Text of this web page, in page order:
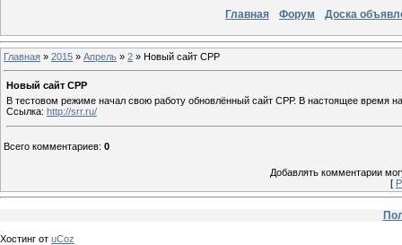
Главная Форум Доска
Главная » 2015 » Апрель » 2 » Новый сайт СРР
Новый сайт СРР
В тестовом режиме начал свою работу обновлённый сайт СРР. В настоящее время
Ссылка: http://srr.ru/
Всего комментариев: 0
Добавлять комментарии
[
Хостинг от uCoz